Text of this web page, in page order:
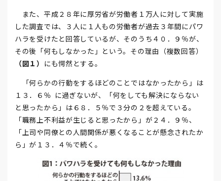
また、平成２８年に厚労省が労働者１万人に対して実施
した調査では、３人に１人もの労働者が過去３年間にパワ
ハラを受けたと回答しているが、そのうち４０．９％が、
その後「何もしなかった」という。その理由（複数回答）
（図１） にも愕然とする。
「何らかの行動をするほどのことではなかったから」は
１３．６％ に過ぎないが、「何をしても解決にならない
と思ったから」は６８．５％で３分の２を超えている。
「職務上不利益が生じると思ったから」が２４．９％、
「上司や同僚との人間関係が悪くなることが懸念されたか
ら」が１３．４％で続く。